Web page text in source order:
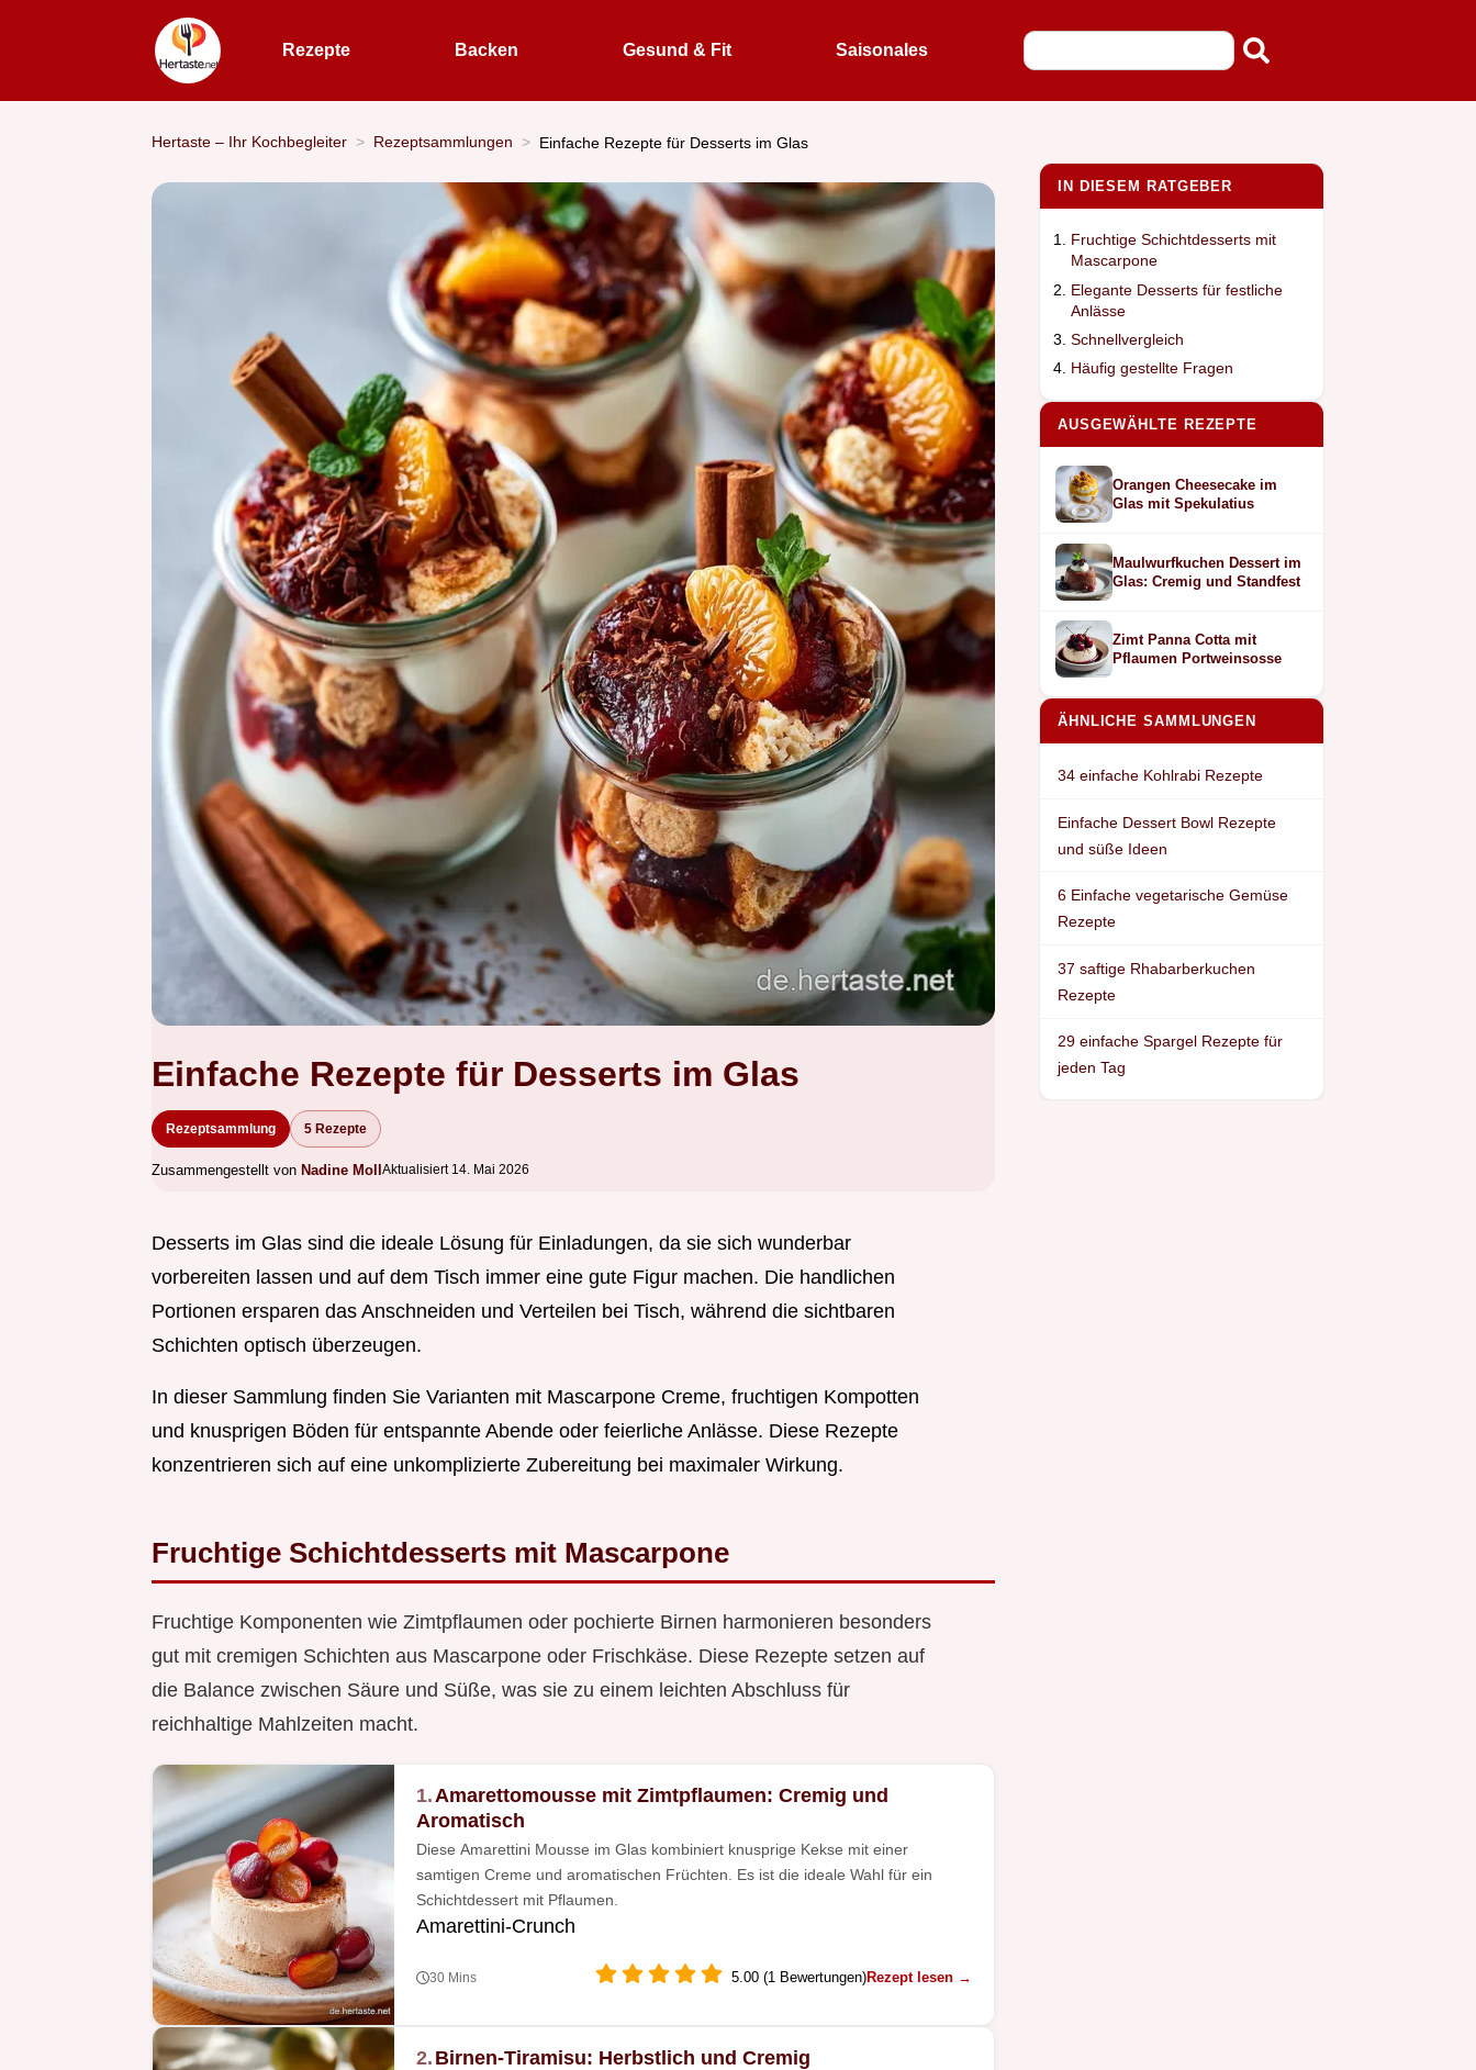
Rezepte Backen Gesund & Fit Saisonales
Hertaste – Ihr Kochbegleiter Rezeptsammlungen Einfache Rezepte für Desserts im Glas
Einfache Rezepte für Desserts im Glas
Rezeptsammlung 5 Rezepte
Zusammengestellt von Nadine Moll Aktualisiert 14. Mai 2026
Desserts im Glas sind die ideale Lösung für Einladungen, da sie sich wunderbar
vorbereiten lassen und auf dem Tisch immer eine gute Figur machen. Die handlichen
Portionen ersparen das Anschneiden und Verteilen bei Tisch, während die sichtbaren
Schichten optisch überzeugen.
In dieser Sammlung finden Sie Varianten mit Mascarpone Creme, fruchtigen Kompotten
und knusprigen Böden für entspannte Abende oder feierliche Anlässe. Diese Rezepte
konzentrieren sich auf eine unkomplizierte Zubereitung bei maximaler Wirkung.
Fruchtige Schichtdesserts mit Mascarpone
Fruchtige Komponenten wie Zimtpflaumen oder pochierte Birnen harmonieren besonders
gut mit cremigen Schichten aus Mascarpone oder Frischkäse. Diese Rezepte setzen auf
die Balance zwischen Säure und Süße, was sie zu einem leichten Abschluss für
reichhaltige Mahlzeiten macht.
1. Amarettomousse mit Zimtpflaumen: Cremig und
Aromatisch
Diese Amarettini Mousse im Glas kombiniert knusprige Kekse mit einer
samtigen Creme und aromatischen Früchten. Es ist die ideale Wahl für ein
Schichtdessert mit Pflaumen.
Amarettini-Crunch
30 Mins 5.00 (1 Bewertungen)Rezept lesen →
2. Birnen-Tiramisu: Herbstlich und Cremig
IN DIESEM RATGEBER
Fruchtige Schichtdesserts mit
Mascarpone
Elegante Desserts für festliche
Anlässe
Schnellvergleich
Häufig gestellte Fragen
AUSGEWÄHLTE REZEPTE
Orangen Cheesecake im
Glas mit Spekulatius
Maulwurfkuchen Dessert im
Glas: Cremig und Standfest
Zimt Panna Cotta mit
Pflaumen Portweinsosse
ÄHNLICHE SAMMLUNGEN
34 einfache Kohlrabi Rezepte
Einfache Dessert Bowl Rezepte
und süße Ideen
6 Einfache vegetarische Gemüse
Rezepte
37 saftige Rhabarberkuchen
Rezepte
29 einfache Spargel Rezepte für
jeden Tag